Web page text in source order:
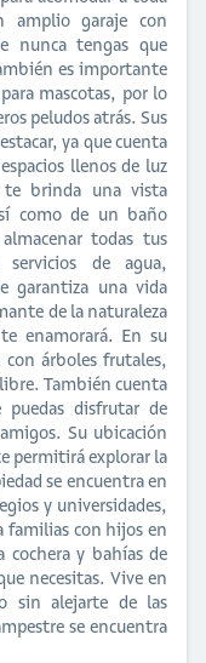
amplio garaje con
nunca tengas que
es importante
mascotas, por lo
peludos atrás. Sus
ya que cuenta
llenos de luz
brinda una vista
como de un baño
todas tus
servicios de agua,
garantiza una vida
de la naturaleza
enamorará. En su
árboles frutales,
También cuenta
puedas disfrutar de
Su ubicación
permitirá explorar la
se encuentra en
y universidades,
familias con hijos en
cochera y bahías de
necesitas. Vive en
sin alejarte de las
se encuentra